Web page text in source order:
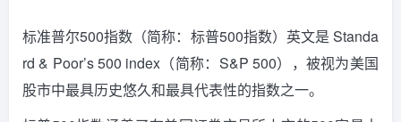
标准普尔500指数（简称：标普500指数）英文是 Standa
rd & Poor’s 500 index（简称：S&P 500），被视为美国
股市中最具历史悠久和最具代表性的指数之一。